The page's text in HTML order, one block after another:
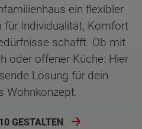
ein flexibler
für Individualität, Komfort
schafft. Ob mit
oder offener Küche: Hier
Lösung für dein
Wohnkonzept.
GESTALTEN